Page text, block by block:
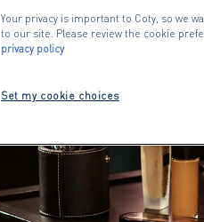
Your privacy is important to Coty, so we
to our site. Please review the cookie
privacy policy
Set my cookie choices